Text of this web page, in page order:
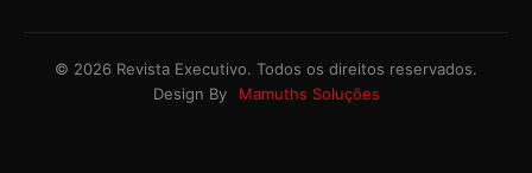
© 2026 Revista Executivo. Todos os direitos reservados.
Design By
Mamuths Soluções